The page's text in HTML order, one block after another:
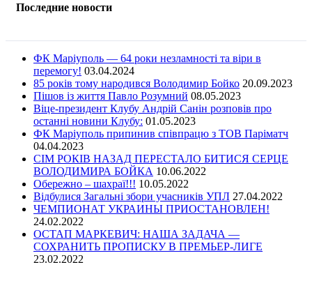
Последние новости
ФК Маріуполь — 64 роки незламності та віри в
перемогу! 03.04.2024
85 років тому народився Володимир Бойко 20.09.2023
Пішов із життя Павло Розумний 08.05.2023
Віце-президент Клубу Андрій Санін розповів про
останні новини Клубу: 01.05.2023
ФК Маріуполь припинив співпрацю з ТОВ Паріматч
04.04.2023
СІМ РОКІВ НАЗАД ПЕРЕСТАЛО БИТИСЯ СЕРЦЕ
ВОЛОДИМИРА БОЙКА 10.06.2022
Обережно – шахраї!!! 10.05.2022
Відбулися Загальні збори учасників УПЛ 27.04.2022
ЧЕМПИОНАТ УКРАИНЫ ПРИОСТАНОВЛЕН!
24.02.2022
ОСТАП МАРКЕВИЧ: НАША ЗАДАЧА —
СОХРАНИТЬ ПРОПИСКУ В ПРЕМЬЕР-ЛИГЕ
23.02.2022